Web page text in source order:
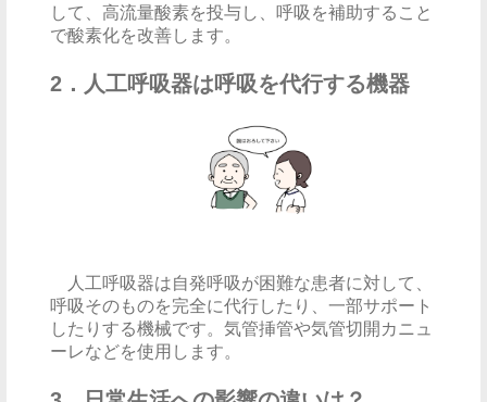
して、高流量酸素を投与し、呼吸を補助すること
で酸素化を改善します。
2．人工呼吸器は呼吸を代行する機器
人工呼吸器は自発呼吸が困難な患者に対して、
呼吸そのものを完全に代行したり、一部サポート
したりする機械です。気管挿管や気管切開カニュ
ーレなどを使用します。